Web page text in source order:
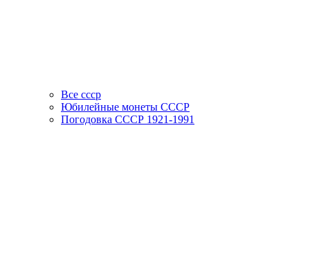
Все ссср
Юбилейные монеты СССР
Погодовка СССР 1921-1991